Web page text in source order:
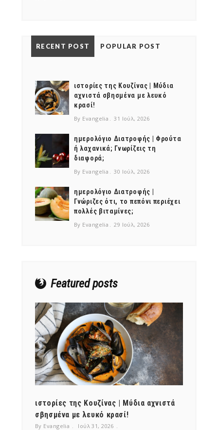
RECENT POST POPULAR POST
ιστορίες της Κουζίνας | Μύδια
αχνιστά σβησμένα με λευκό
κρασί!
By Evangelia 31 Ιούλ, 2026
ημερολόγιο Διατροφής | Φρούτα
ή λαχανικά; Γνωρίζεις τη
διαφορά;
By Evangelia 30 Ιούλ, 2026
ημερολόγιο Διατροφής |
Γνώριζες ότι, το πεπόνι περιέχει
πολλές βιταμίνες;
By Evangelia 29 Ιούλ, 2026
Featured posts
ιστορίες της Κουζίνας | Μύδια αχνιστά
σβησμένα με λευκό κρασί!
By Evangelia
Ιούλ 31, 2026